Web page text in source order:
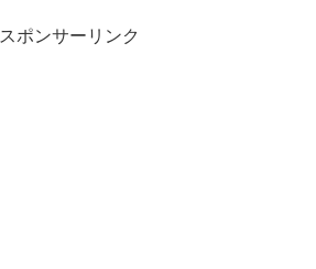
スポンサーリンク